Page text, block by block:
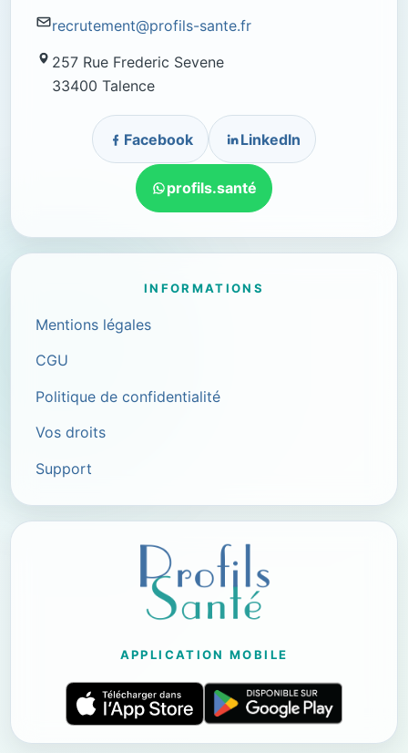
recrutement@profils-sante.fr
257 Rue Frederic Sevene
33400 Talence
Facebook LinkedIn
profils.santé
INFORMATIONS
Mentions légales
CGU
Politique de confidentialité
Vos droits
Support
APPLICATION MOBILE